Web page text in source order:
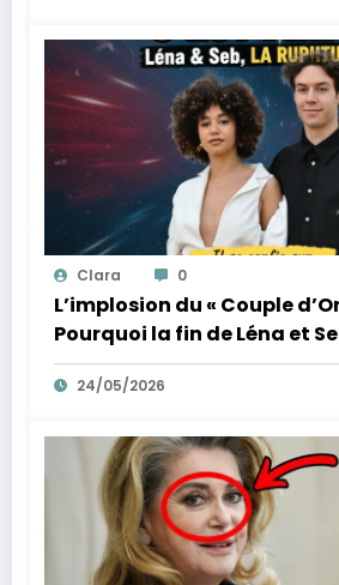
Clara 0
L’implosion du « Couple
Pourquoi la fin de Léna et
la fin de l’innocence sur
24/05/2026